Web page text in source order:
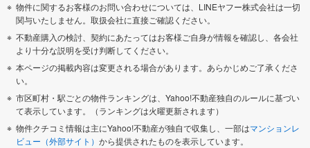
物件に関するお客様のお問い合わせについては、LINEヤフー株式会社は一切
関与いたしません。取扱会社に直接ご確認ください。
不動産購入の検討、契約にあたってはお客様ご自身が情報を確認し、各会社
より十分な説明を受け判断してください。
本ページの掲載内容は変更される場合があります。あらかじめご了承くださ
い。
市区町村・駅ごとの物件ランキングは、Yahoo!不動産独自のルールに基づい
て表示しています。（ランキングは火曜更新されます）
物件クチコミ情報は主にYahoo!不動産が独自で収集し、一部はマンションレ
ビュー（外部サイト） から提供されたものを表示しています。